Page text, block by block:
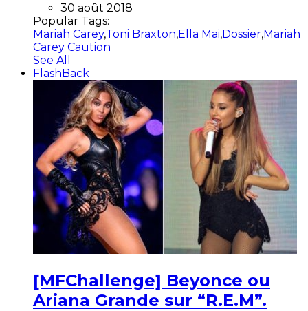
30 août 2018
Popular Tags:
Mariah Carey,Toni Braxton,Ella Mai,Dossier,Mariah
Carey Caution
See All
FlashBack
[MFChallenge] Beyonce ou
Ariana Grande sur “R.E.M”.